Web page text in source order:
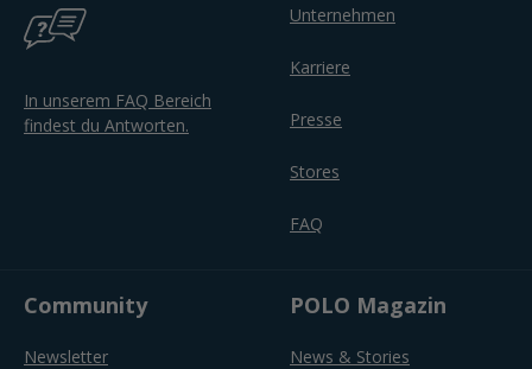
In unserem FAQ Bereich
findest du Antworten.
Unternehmen
Karriere
Presse
Stores
FAQ
Community
Newsletter
POLO Magazin
News & Stories